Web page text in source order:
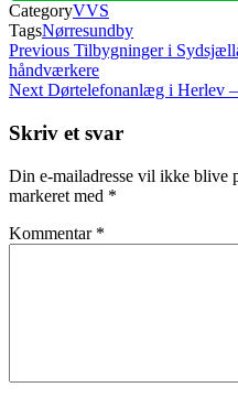
CategoryVVS
TagsNørresundby
Indlægsnavigation
Previous
Post
Previous Tilbygninger i
håndværkere
Next
Next Dørtelefonanlæg i Herlev
Skriv et svar
Din e-mailadresse vil ikke blive
markeret med *
Kommentar *